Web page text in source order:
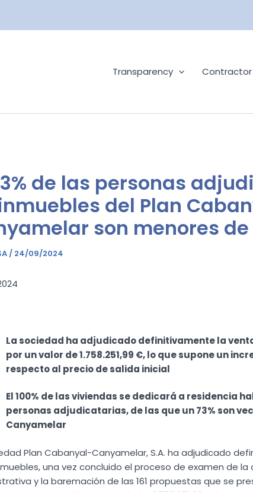
Transparency
de las personas
del Plan
son menores
/ 24/09/2024
La sociedad ha adjudicado definitivamente la
por un valor de 1.758.251,99 €, lo que supone un
respecto al precio de salida inicial
El 100% de las viviendas se dedicará a residencia
personas adjudicatarias, de las que un 73% son
Canyamelar
Plan Cabanyal-Canyamelar, S.A. ha adjudicado
una vez concluido el proceso de examen de
y la baremación de las 161 propuestas que se